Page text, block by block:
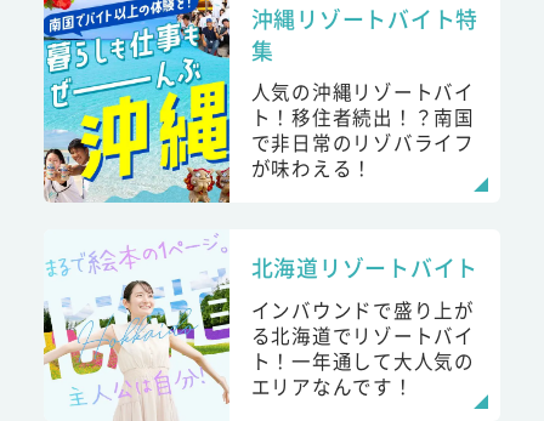
沖縄リゾートバイト特
集
人気の沖縄リゾートバイ
ト！移住者続出！？南国
で非日常のリゾバライフ
が味わえる！
北海道リゾートバイト
インバウンドで盛り上が
る北海道でリゾートバイ
ト！一年通して大人気の
エリアなんです！